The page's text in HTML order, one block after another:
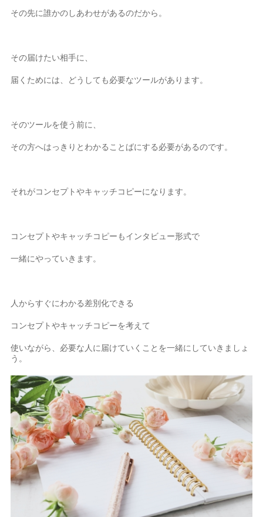
その先に誰かのしあわせがあるのだから。
その届けたい相手に、
届くためには、どうしても必要なツールがあります。
そのツールを使う前に、
その方へはっきりとわかることばにする必要があるのです。
それがコンセプトやキャッチコピーになります。
コンセプトやキャッチコピーもインタビュー形式で
一緒にやっていきます。
人からすぐにわかる差別化できる
コンセプトやキャッチコピーを考えて
使いながら、必要な人に届けていくことを一緒にしていきましょ
う。